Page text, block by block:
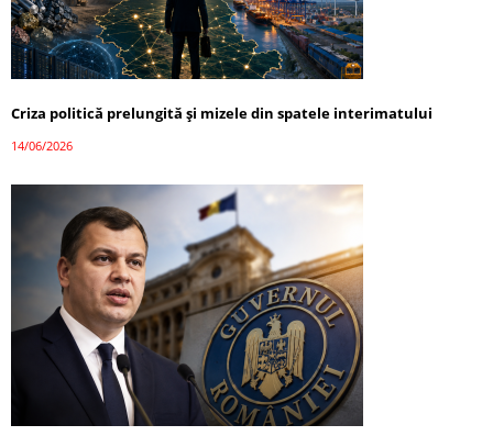
Criza politică prelungită și mizele din spatele interimatului
14/06/2026